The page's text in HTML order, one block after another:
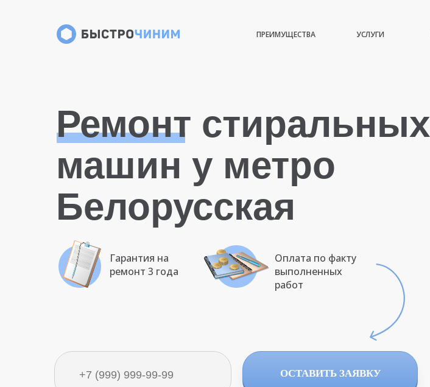
Ремонт стиральных
машин у метро
Белорусская
Гарантия на
ремонт 3 года
Оплата по факту
выполненных
работ
ОСТАВИТЬ ЗАЯВКУ
ПРЕИМУЩЕСТВА УСЛУГИ